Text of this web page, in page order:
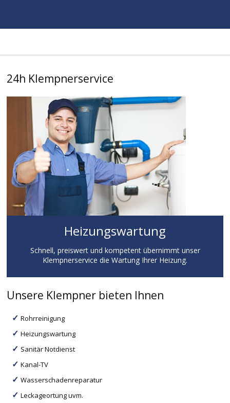
24h Klempnerservice
Heizungswartung
Schnell, preiswert und kompetent übernimmt unser
Klempnerservice die Wartung Ihrer Heizung.
Unsere Klempner bieten Ihnen
Rohrreinigung
Heizungswartung
Sanitär Notdienst
Kanal-TV
Wasserschadenreparatur
Leckageortung uvm.